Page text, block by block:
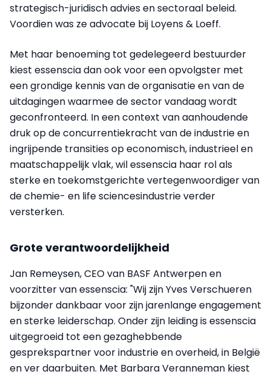
strategisch-juridisch advies en sectoraal beleid.
Voordien was ze advocate bij Loyens & Loeff.
Met haar benoeming tot gedelegeerd bestuurder
kiest essenscia dan ook voor een opvolgster met
een grondige kennis van de organisatie en van de
uitdagingen waarmee de sector vandaag wordt
geconfronteerd. In een context van aanhoudende
druk op de concurrentiekracht van de industrie en
ingrijpende transities op economisch, industrieel en
maatschappelijk vlak, wil essenscia haar rol als
sterke en toekomstgerichte vertegenwoordiger van
de chemie- en life sciencesindustrie verder
versterken.
Grote verantwoordelijkheid
Jan Remeysen, CEO van BASF Antwerpen en
voorzitter van essenscia: "Wij zijn Yves Verschueren
bijzonder dankbaar voor zijn jarenlange engagement
en sterke leiderschap. Onder zijn leiding is essenscia
uitgegroeid tot een gezaghebbende
gesprekspartner voor industrie en overheid, in België
en ver daarbuiten. Met Barbara Veranneman kiest